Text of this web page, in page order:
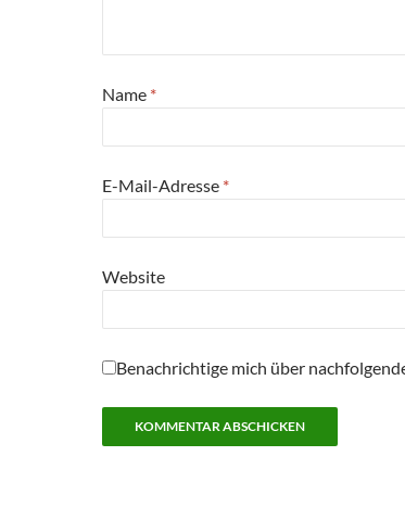
Name *
E-Mail-Adresse *
Website
Benachrichtige mich über